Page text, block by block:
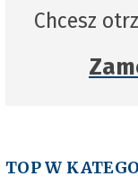
Chcesz
TOP W